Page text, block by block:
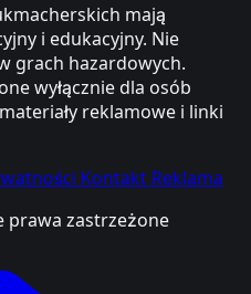
mają
i edukacyjny. Nie
grach hazardowych.
wyłącznie dla osób
reklamowe i linki
Kontakt Reklama
prawa zastrzeżone